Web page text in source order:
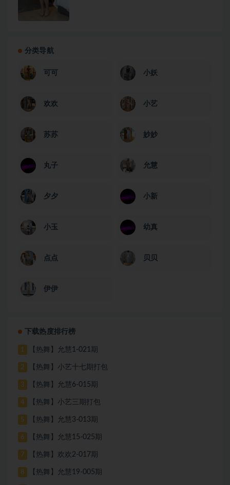
分类导航
可可 小妖
欢欢 小艺
苏苏 妙妙
丸子 允慧
夕夕 小新
小玉 幼真
点点 贝贝
伊伊
下载热度排行榜
1 【热舞】允慧1-021期
2 【热舞】小艺十七期打包
3 【热舞】允慧6-015期
4 【热舞】小艺三期打包
5 【热舞】允慧3-013期
6 【热舞】允慧15-025期
7 【热舞】欢欢2-017期
8 【热舞】允慧19-005期